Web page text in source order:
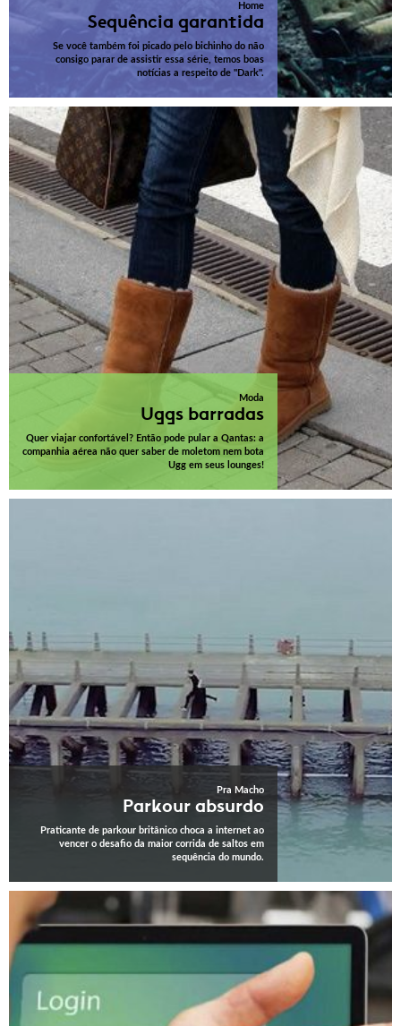
Home
Sequência garantida
Se você também foi picado pelo bichinho do não
consigo parar de assistir essa série, temos boas
notícias a respeito de "Dark".
Moda
Uggs barradas
Quer viajar confortável? Então pode pular a Qantas: a
companhia aérea não quer saber de moletom nem bota
Ugg em seus lounges!
Pra Macho
Parkour absurdo
Praticante de parkour britânico choca a internet ao
vencer o desafio da maior corrida de saltos em
sequência do mundo.